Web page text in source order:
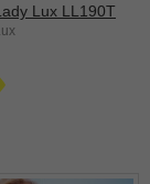
Lux LL190T